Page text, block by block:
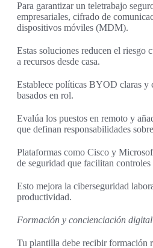
Para garantizar un teletrabajo
empresariales, cifrado de
dispositivos móviles (MDM).
Estas soluciones reducen el riesgo
a recursos desde casa.
Establece políticas BYOD claras y
basados en rol.
Evalúa los puestos en remoto y
que definan responsabilidades
Plataformas como Cisco y
de seguridad que facilitan
Esto mejora la ciberseguridad
productividad.
Formación y concienciación digital
Tu plantilla debe recibir formación